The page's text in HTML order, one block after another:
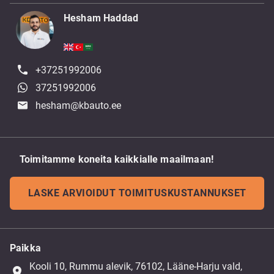
Hesham Haddad
+37251992006
37251992006
hesham@kbauto.ee
Toimitamme koneita kaikkialle maailmaan!
LASKE ARVIOIDUT TOIMITUSKUSTANNUKSET
Paikka
Kooli 10, Rummu alevik, 76102, Lääne-Harju vald,